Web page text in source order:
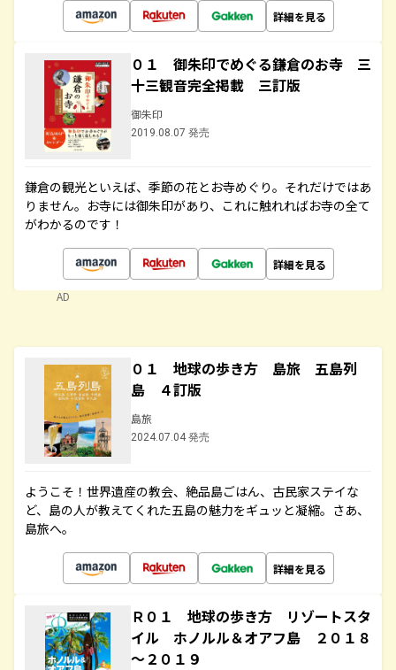
詳細を見る
０１ 御朱印でめぐる鎌倉のお寺 三
十三観音完全掲載 三訂版
御朱印
2019.08.07 発売
鎌倉の観光といえば、季節の花とお寺めぐり。それだけではあ
りません。お寺には御朱印があり、これに触れればお寺の全て
がわかるのです！
詳細を見る
AD
０１ 地球の歩き方 島旅 五島列
島 ４訂版
島旅
2024.07.04 発売
ようこそ！世界遺産の教会、絶品島ごはん、古民家ステイな
ど、島の人が教えてくれた五島の魅力をギュッと凝縮。さあ、
島旅へ。
詳細を見る
Ｒ０１ 地球の歩き方 リゾートスタ
イル ホノルル＆オアフ島 ２０１８
～２０１９